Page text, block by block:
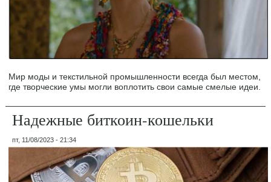
Мир моды и текстильной промышленности всегда был местом,
где творческие умы могли воплотить свои самые смелые идеи.
Надежные биткоин-кошельки
пт, 11/08/2023 - 21:34